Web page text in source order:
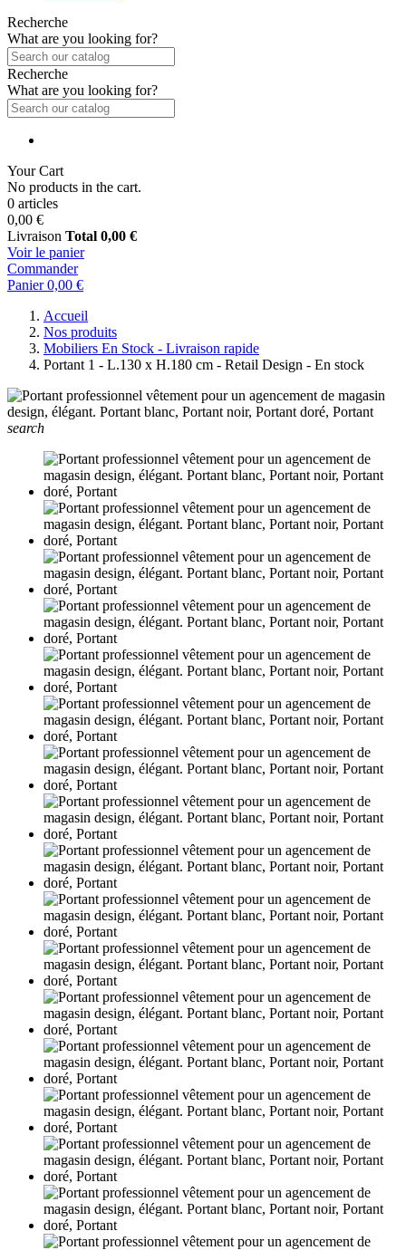
Recherche
What are you looking for?
Recherche
What are you looking for?
Your Cart
No products in the cart.
0 articles
0,00 €
Livraison Total 0,00 €
Voir le panier
Commander
Panier 0,00 €
Accueil
Nos produits
Mobiliers En Stock - Livraison rapide
Portant 1 - L.130 x H.180 cm - Retail Design - En stock
search